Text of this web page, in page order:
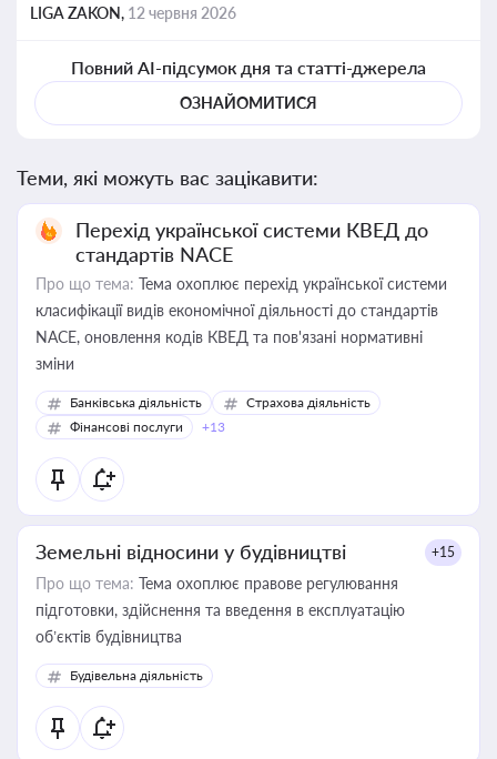
LIGA ZAKON, 12 червня 2026
Повний AI-підсумок дня та статті-джерела
ОЗНАЙОМИТИСЯ
Теми, які можуть вас зацікавити:
Перехід української системи КВЕД до
стандартів NACE
Про що тема: Тема охоплює перехід української системи
класифікації видів економічної діяльності до стандартів
NACE, оновлення кодів КВЕД та пов'язані нормативні
зміни
Банківська діяльність
Страхова діяльність
Фінансові послуги
+13
Земельні відносини у будівництві +15
Про що тема: Тема охоплює правове регулювання
підготовки, здійснення та введення в експлуатацію
об’єктів будівництва
Будівельна діяльність